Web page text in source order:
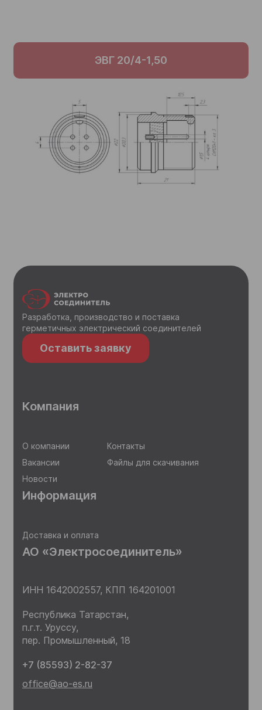
ЭВГ 20/4-1,50
Разработка, производство и поставка
герметичных электрический соединителей
Оставить заявку
АО «Электросоединитель»
ИНН 1642002557, КПП 164201001
Республика Татарстан,
п.г.т. Уруссу,
пер. Промышленный, 18
+7 (85593) 2-82-37
office@ao-es.ru
Компания
О компании
Вакансии
Новости
Контакты
Файлы для скачивания
Информация
Доставка и оплата